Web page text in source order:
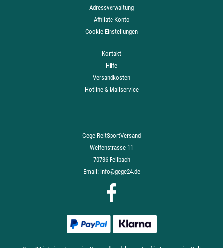
Adressverwaltung
Affiliate-Konto
Cookie-Einstellungen
Kontakt
Hilfe
Versandkosten
Hotline & Mailservice
Gege ReitSportVersand
Welfenstrasse 11
70736 Fellbach
Email: info@gege24.de